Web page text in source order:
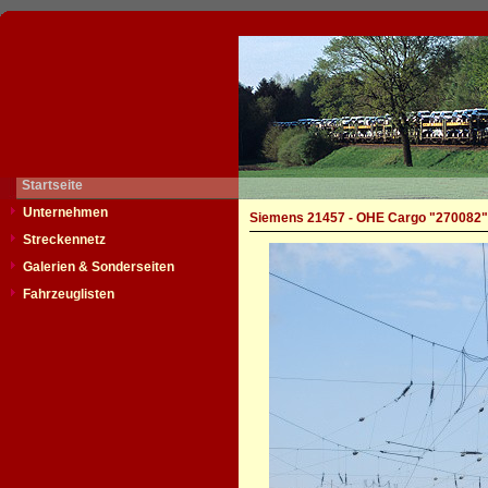
Startseite
Unternehmen
Streckennetz
Galerien & Sonderseiten
Fahrzeuglisten
Siemens 21457 - OHE Cargo "270082"